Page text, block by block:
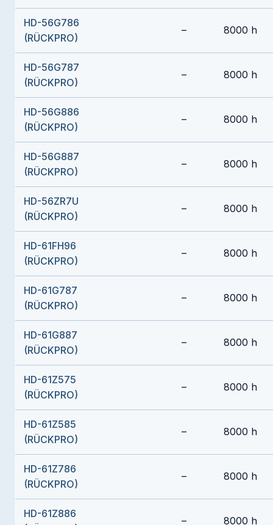
HD-56G786
(RÜCKPRO)
– 8000 h
HD-56G787
(RÜCKPRO)
– 8000 h
HD-56G886
(RÜCKPRO)
– 8000 h
HD-56G887
(RÜCKPRO)
– 8000 h
HD-56ZR7U
(RÜCKPRO)
– 8000 h
HD-61FH96
(RÜCKPRO)
– 8000 h
HD-61G787
(RÜCKPRO)
– 8000 h
HD-61G887
(RÜCKPRO)
– 8000 h
HD-61Z575
(RÜCKPRO)
– 8000 h
HD-61Z585
(RÜCKPRO)
– 8000 h
HD-61Z786
(RÜCKPRO)
– 8000 h
HD-61Z886
– 8000 h